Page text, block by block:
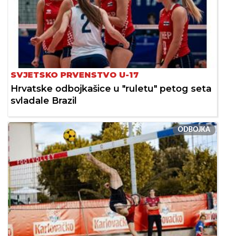
SVJETSKO PRVENSTVO U-17
Hrvatske odbojkašice u "ruletu" petog seta
svladale Brazil
ODBOJKA